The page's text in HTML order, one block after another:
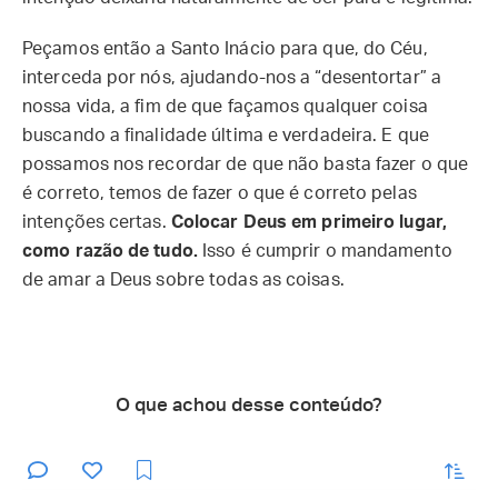
Peçamos então a Santo Inácio para que, do Céu,
interceda por nós, ajudando-nos a “desentortar” a
nossa vida, a fim de que façamos qualquer coisa
buscando a finalidade última e verdadeira. E que
possamos nos recordar de que não basta fazer o que
é correto, temos de fazer o que é correto pelas
intenções certas. Colocar Deus em primeiro lugar,
como razão de tudo.Isso é cumprir o mandamento
de amar a Deus sobre todas as coisas.
O que achou desse conteúdo?
enviar